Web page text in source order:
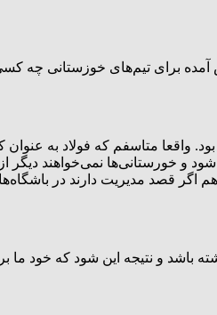
آمده برای تیم‌های خوزستانی چه
واقعا متاسفم که فولاد ‌به عنوان
و خورستانی‌ها نمی‌خواهند دیگر از
اگر قصد مدیریت دارند در
و نتیجه این شود که خود ما